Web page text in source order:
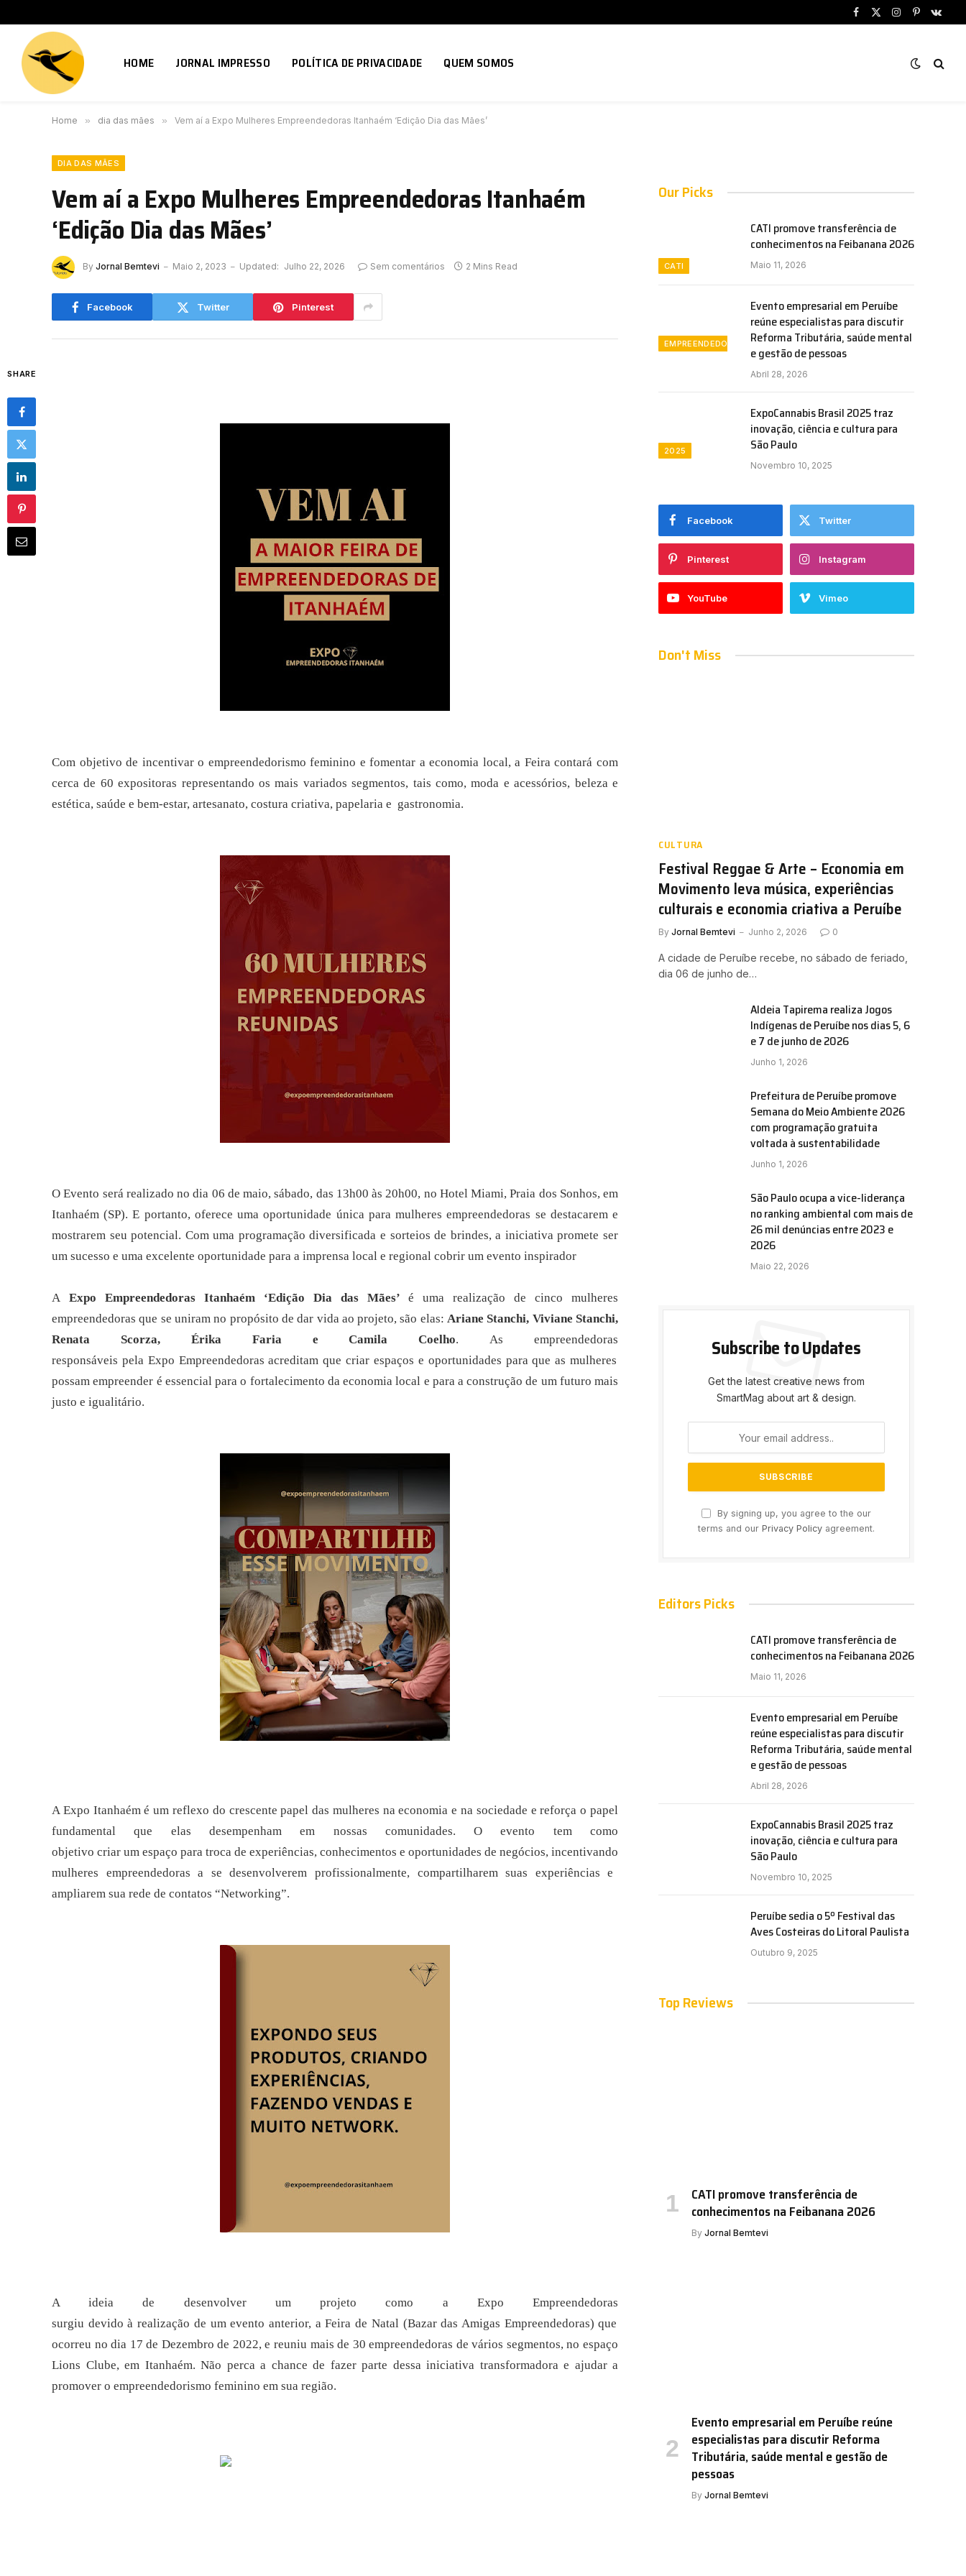
Facebook
X
Instagram
Pinterest
HOME JORNAL IMPRESSO POLÍTICA DE PRIVACIDADE QUEM SOMOS
Home » dia das mães » Vem aí a Expo Mulheres Empreendedoras Itanhaém ‘Edição Dia das Mães’
DIA DAS MÃES
Vem aí a Expo Mulheres Empreendedoras Itanhaém
‘Edição Dia das Mães’
By Jornal Bemtevi Maio 2, 2023 Updated: Julho 22, 2026 Sem comentários 2 Mins Read
Facebook Twitter Pinterest
SHARE
Com objetivo de incentivar o empreendedorismo feminino e fomentar a economia local, a Feira contará com
cerca de 60 expositoras representando os mais variados segmentos, tais como, moda e acessórios, beleza e
estética, saúde e bem-estar, artesanato, costura criativa, papelaria e gastronomia.
O Evento será realizado no dia 06 de maio, sábado, das 13h00 às 20h00, no Hotel Miami, Praia dos Sonhos, em
Itanhaém (SP). E portanto, oferece uma oportunidade única para mulheres empreendedoras se destacarem e
mostrarem seu potencial. Com uma programação diversificada e sorteios de brindes, a iniciativa promete ser
um sucesso e uma excelente oportunidade para a imprensa local e regional cobrir um evento inspirador
A Expo Empreendedoras Itanhaém ‘Edição Dia das Mães’ é uma
realização de cinco mulheres
empreendedoras que se uniram no propósito de dar vida ao projeto, são elas: Ariane Stanchi, Viviane Stanchi,
Renata Scorza, Érika Faria e Camila Coelho. As empreendedoras
responsáveis pela Expo Empreendedoras acreditam que criar espaços e oportunidades para que as mulheres
possam empreender é essencial para o fortalecimento da economia local e para a construção de um futuro mais
justo e igualitário.
A Expo Itanhaém é um reflexo do crescente papel das mulheres na economia e na sociedade e reforça o papel
fundamental que
elas desempenham em nossas comunidades. O evento tem como
objetivo criar um espaço para troca de experiências, conhecimentos e oportunidades de negócios, incentivando
mulheres
empreendedoras a se desenvolverem profissionalmente, compartilharem suas experiências
e
ampliarem sua rede de contatos “Networking”.
A ideia de desenvolver um projeto como a Expo Empreendedoras
surgiu devido à realização de um evento anterior, a Feira de Natal (Bazar das Amigas Empreendedoras) que
ocorreu no dia 17 de Dezembro de 2022, e reuniu mais de 30 empreendedoras de vários segmentos, no espaço
Lions Clube, em Itanhaém. Não perca a chance de fazer parte dessa iniciativa transformadora e ajudar a
promover o empreendedorismo feminino em sua região.
Our Picks
CATI
CATI promove transferência de
conhecimentos na Feibanana 2026
Maio 11, 2026
EMPREENDEDORISMO
Evento empresarial em Peruíbe
reúne especialistas para discutir
Reforma Tributária, saúde mental
e gestão de pessoas
Abril 28, 2026
2025
ExpoCannabis Brasil 2025 traz
inovação, ciência e cultura para
São Paulo
Novembro 10, 2025
Facebook Twitter
Pinterest Instagram
YouTube Vimeo
Don't Miss
CULTURA
Festival Reggae & Arte – Economia em
Movimento leva música, experiências
culturais e economia criativa a Peruíbe
By Jornal Bemtevi Junho 2, 2026 0
A cidade de Peruíbe recebe, no sábado de feriado,
dia 06 de junho de…
Aldeia Tapirema realiza Jogos
Indígenas de Peruíbe nos dias 5, 6
e 7 de junho de 2026
Junho 1, 2026
Prefeitura de Peruíbe promove
Semana do Meio Ambiente 2026
com programação gratuita
voltada à sustentabilidade
Junho 1, 2026
São Paulo ocupa a vice-liderança
no ranking ambiental com mais de
26 mil denúncias entre 2023 e
2026
Maio 22, 2026
Subscribe to Updates
Get the latest creative news from
SmartMag about art & design.
By signing up, you agree to the our
terms and our Privacy Policy agreement.
Editors Picks
CATI promove transferência de
conhecimentos na Feibanana 2026
Maio 11, 2026
Evento empresarial em Peruíbe
reúne especialistas para discutir
Reforma Tributária, saúde mental
e gestão de pessoas
Abril 28, 2026
ExpoCannabis Brasil 2025 traz
inovação, ciência e cultura para
São Paulo
Novembro 10, 2025
Peruíbe sedia o 5º Festival das
Aves Costeiras do Litoral Paulista
Outubro 9, 2025
Top Reviews
CATI promove transferência de
conhecimentos na Feibanana 2026
By Jornal Bemtevi
Evento empresarial em Peruíbe reúne
especialistas para discutir Reforma
Tributária, saúde mental e gestão de
pessoas
By Jornal Bemtevi